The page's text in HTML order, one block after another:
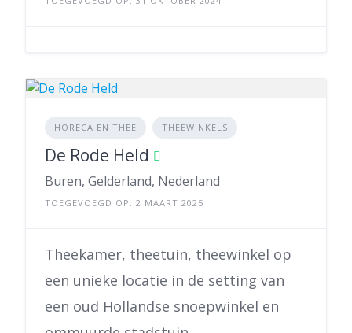
HORECA EN THEE THEEWINKELS
De Rode Held
Buren, Gelderland, Nederland
TOEGEVOEGD OP: 2 MAART 2025
Theekamer, theetuin, theewinkel op
een unieke locatie in de setting van
een oud Hollandse snoepwinkel en